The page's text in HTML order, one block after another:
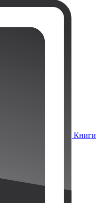
Книги